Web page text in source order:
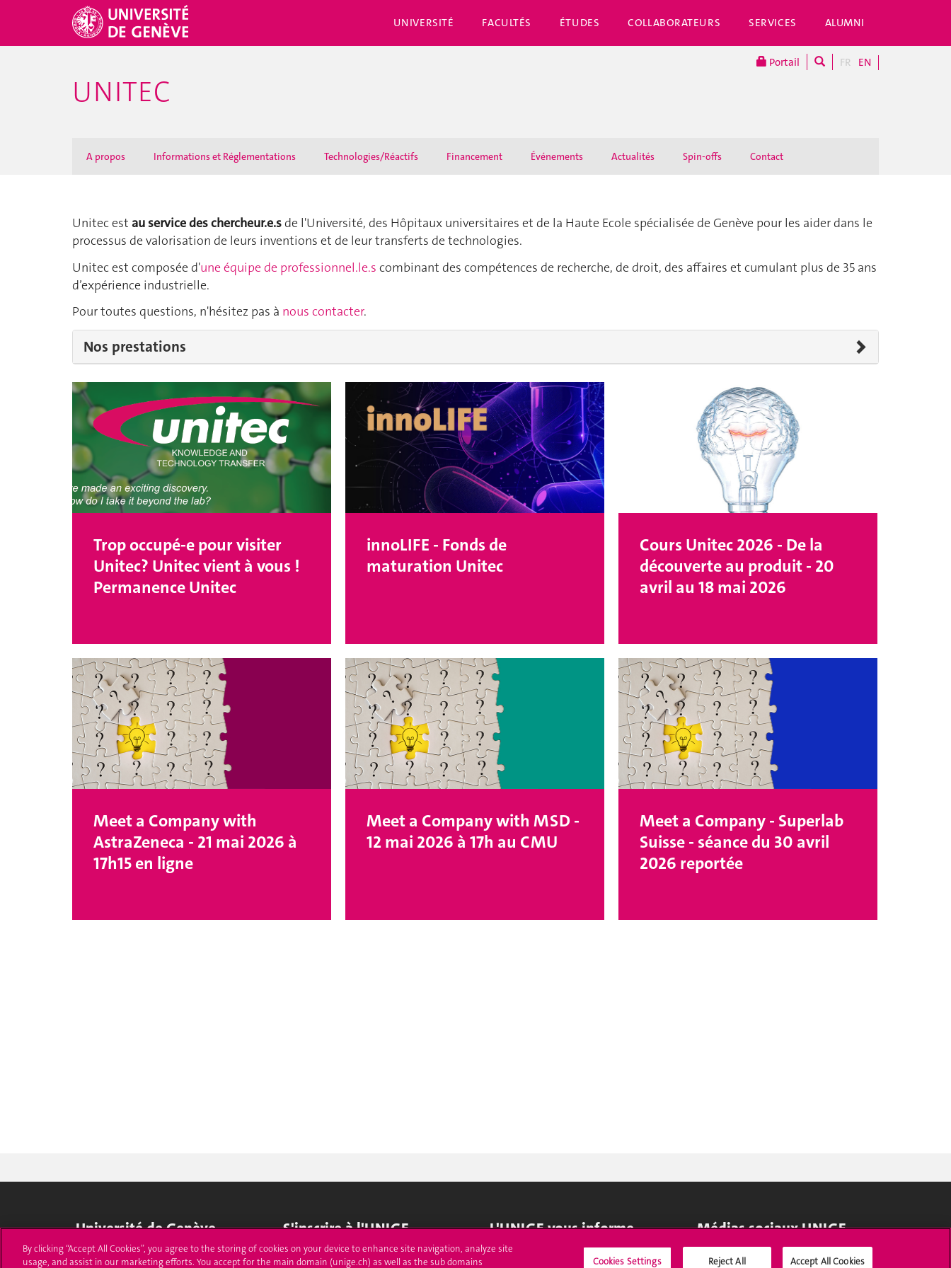
UNIVERSITÉ FACULTÉS ÉTUDES COLLABORATEURS SERVICES ALUMNI
Portail FR EN
UNITEC
A propos Informations et Réglementations Technologies/Réactifs Financement Événements Actualités Spin-offs Contact
Unitec est au service des chercheur.e.s de l'Université, des Hôpitaux universitaires et de la Haute Ecole spécialisée de Genève pour les aider dans le
processus de valorisation de leurs inventions et de leur transferts de technologies.
Unitec est composée d'une équipe de professionnel.le.s combinant des compétences de recherche, de droit, des affaires et cumulant plus de 35 ans
d’expérience industrielle.
Pour toutes questions, n'hésitez pas à nous contacter.
Nos prestations
Trop occupé-e pour visiter
Unitec? Unitec vient à vous !
Permanence Unitec
innoLIFE - Fonds de
maturation Unitec
Cours Unitec 2026 - De la
découverte au produit - 20
avril au 18 mai 2026
Meet a Company with
AstraZeneca - 21 mai 2026 à
17h15 en ligne
Meet a Company with MSD -
12 mai 2026 à 17h au CMU
Meet a Company - Superlab
Suisse - séance du 30 avril
2026 reportée
Université de Genève
24 rue du Général-Dufour
S'inscrire à l'UNIGE
Immatriculations
L'UNIGE vous informe Médias sociaux UNIGE
By clicking “Accept All Cookies”, you agree to the storing of cookies on your device to enhance site navigation, analyze site
usage, and assist in our marketing efforts. You accept for the main domain (unige.ch) as well as the sub domains
Cookies Settings Reject All Accept All Cookies